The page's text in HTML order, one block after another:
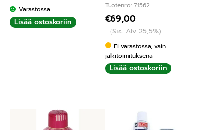
Varastossa
Lisää ostoskoriin
Tuotenro: 71562
€69,00
(Sis. Alv 25,5%)
Ei varastossa, vain
jälkitoimituksena
Lisää ostoskoriin